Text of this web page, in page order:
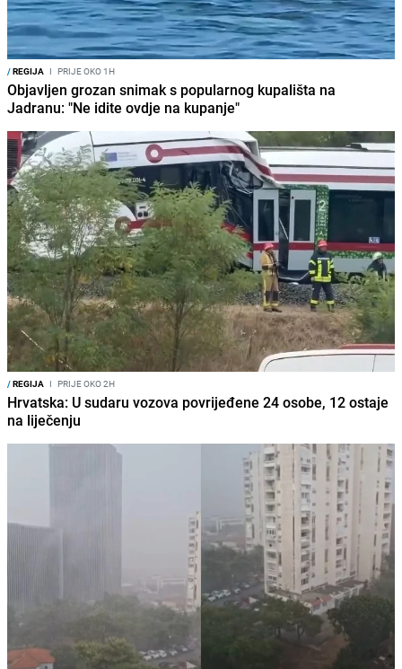
/REGIJA I PRIJE OKO 1H
Objavljen grozan snimak s popularnog kupališta na
Jadranu: "Ne idite ovdje na kupanje"
/REGIJA I PRIJE OKO 2H
Hrvatska: U sudaru vozova povrijeđene 24 osobe, 12 ostaje
na liječenju